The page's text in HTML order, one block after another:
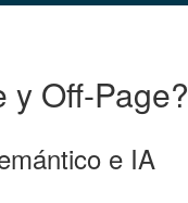
y Off-Page?
e IA